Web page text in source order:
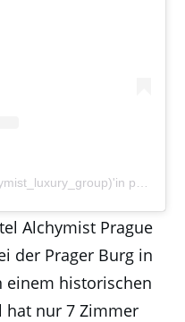
Alchymist Prague
der Prager Burg in
einem historischen
hat nur 7 Zimmer